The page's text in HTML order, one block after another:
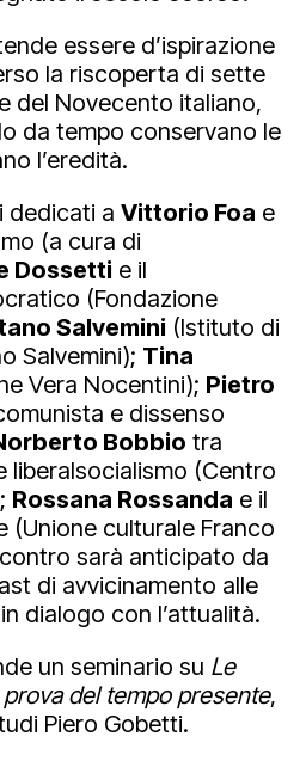
essere d’ispirazione
la riscoperta di sette
del Novecento italiano,
da tempo conservano le
l’eredità.
dedicati a Vittorio Foa e
(a cura di
Dossetti e il
(Fondazione
Salvemini (Istituto di
Salvemini); Tina
Vera Nocentini); Pietro
e dissenso
Bobbio tra
liberalsocialismo (Centro
Rossana Rossanda e il
(Unione culturale Franco
sarà anticipato da
di avvicinamento alle
dialogo con l’attualità.
un seminario su Le
del tempo presente,
Piero Gobetti.